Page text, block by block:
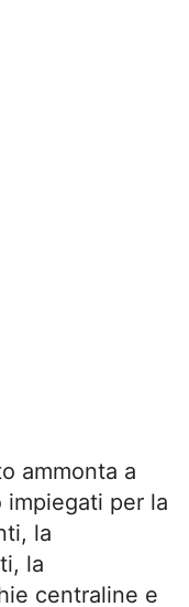
ammonta a
impiegati per la
la
la
centraline e